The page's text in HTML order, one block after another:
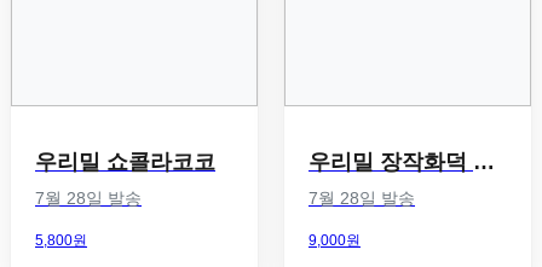
우리밀 쇼콜라코코
7월 28일 발송
5,800원
우리밀 장작화덕 호밀빵
7월 28일 발송
9,000원